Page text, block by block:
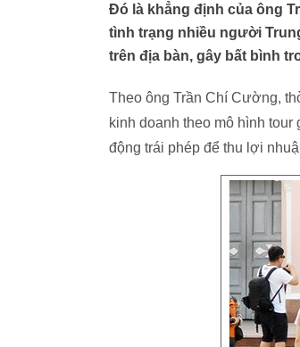
Đó là khẳng định của ông
tình trạng nhiều người
trên địa bàn, gây bất bình
Theo ông Trần Chí Cường,
kinh doanh theo mô hình
động trái phép để thu lợi